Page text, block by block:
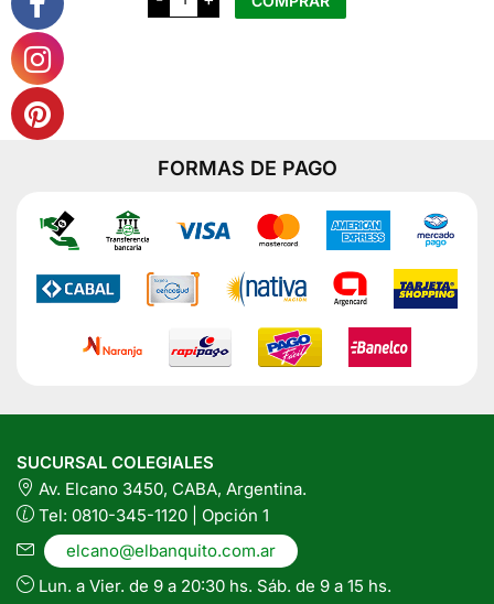
Green
FORMAS DE PAGO
SUCURSAL COLEGIALES
Av. Elcano 3450, CABA, Argentina.
Tel: 0810-345-1120 | Opción 1
elcano@elbanquito.com.ar
Lun. a Vier. de 9 a 20:30 hs. Sáb. de 9 a 15 hs.